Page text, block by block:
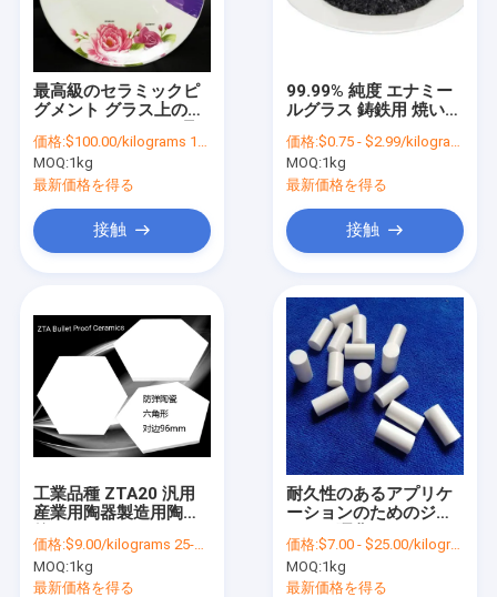
最高級のセラミックピ
グメント グラス上の色
価格:$100.00/kilograms 1-999 kilograms
MOQ:1kg
最新価格を得る
接触
99.99% 純度 エナミー
ルグラス 鋳鉄用 焼いた
価格:$0.75 - $2.99/kilograms
MOQ:1kg
最新価格を得る
接触
工業品種 ZTA20 汎用
産業用陶器製造用陶器
価格:$9.00/kilograms 25-999 kilograms
MOQ:1kg
最新価格を得る
耐久性のあるアプリケ
ーションのためのジル
ム粒粉を圧迫する準備
ができています
価格:$7.00 - $25.00/kilograms
MOQ:1kg
最新価格を得る